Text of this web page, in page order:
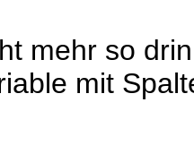
mehr so
mit